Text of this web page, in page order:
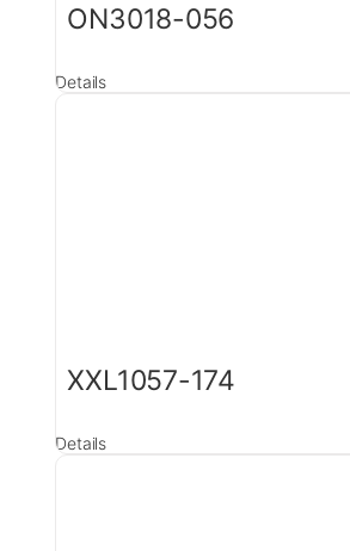
ON3018-056
Details
XXL1057-174
Details